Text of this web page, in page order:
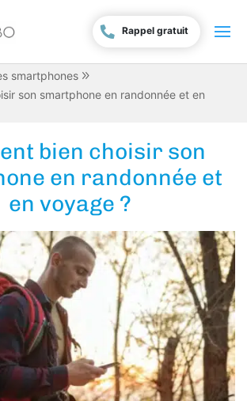
Rappel gratuit
smartphones
son smartphone en randonnée et en
bien choisir son
en randonnée et
en voyage ?